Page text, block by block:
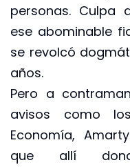
personas. Culpa
ese abominable
se revolcó
años.
Pero a
avisos como
Economía,
que allí